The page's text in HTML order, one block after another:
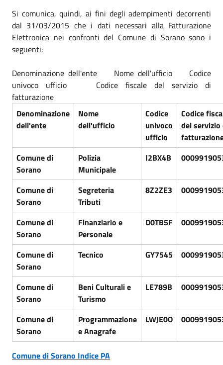
Si comunica, quindi, ai fini degli adempimenti decorrenti
dal 31/03/2015 che i dati necessari alla Fatturazione
Elettronica nei confronti del Comune di Sorano sono i
seguenti:
Denominazione dell'ente Nome dell'ufficio Codice
univoco ufficio Codice fiscale del servizio di
fatturazione
Denominazione
dell'ente
Nome
dell'ufficio
Codice
univoco
ufficio
Codice
del servizio
Comune di
Sorano
Polizia
Municipale
I2BX4B
Comune di
Sorano
Segreteria
Tributi
8Z2ZE3
Comune di
Sorano
Finanziario e
Personale
D0TB5F
Comune di
Sorano
Tecnico GY7545
Comune di
Sorano
Beni Culturali e
Turismo
LE789B
Comune di
Sorano
Programmazione
e Anagrafe
LWJE0O
Comune di Sorano Indice PA